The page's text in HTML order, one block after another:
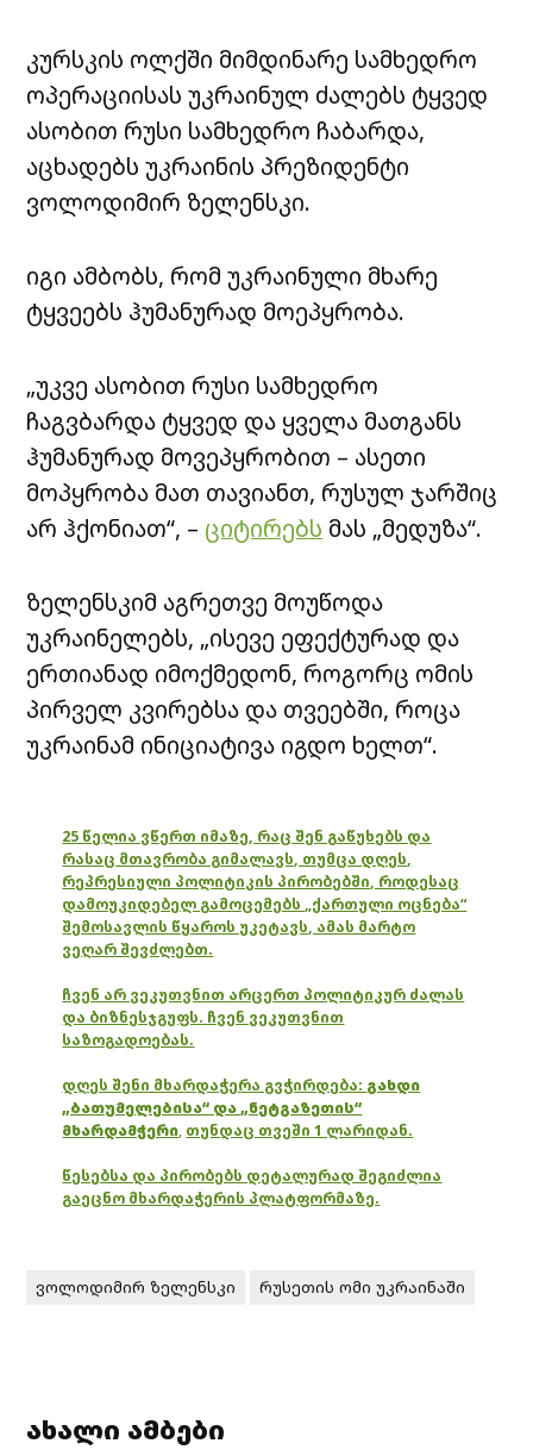
კურსკის ოლქში მიმდინარე სამხედრო
ოპერაციისას უკრაინულ ძალებს ტყვედ
ასობით რუსი სამხედრო ჩაბარდა,
აცხადებს უკრაინის პრეზიდენტი
ვოლოდიმირ ზელენსკი.
იგი ამბობს, რომ უკრაინული მხარე
ტყვეებს ჰუმანურად მოეპყრობა.
„უკვე ასობით რუსი სამხედრო
ჩაგვბარდა ტყვედ და ყველა მათგანს
ჰუმანურად მოვეპყრობით – ასეთი
მოპყრობა მათ თავიანთ, რუსულ ჯარშიც
არ ჰქონიათ“, – ციტირებს მას „მედუზა“.
ზელენსკიმ აგრეთვე მოუწოდა
უკრაინელებს, „ისევე ეფექტურად და
ერთიანად იმოქმედონ, როგორც ომის
პირველ კვირებსა და თვეებში, როცა
უკრაინამ ინიციატივა იგდო ხელთ“.
25 წელია ვწერთ იმაზე, რაც შენ გაწუხებს და
რასაც მთავრობა გიმალავს, თუმცა დღეს,
რეპრესიული პოლიტიკის პირობებში, როდესაც
დამოუკიდებელ გამოცემებს „ქართული ოცნება“
შემოსავლის წყაროს უკეტავს, ამას მარტო
ვეღარ შევძლებთ.
ჩვენ არ ვეკუთვნით არცერთ პოლიტიკურ ძალას
და ბიზნესჯგუფს. ჩვენ ვეკუთვნით
საზოგადოებას.
დღეს შენი მხარდაჭერა გვჭირდება: გახდი
„ბათუმელებისა“ და „ნეტგაზეთის“
მხარდამჭერი, თუნდაც თვეში 1 ლარიდან.
წესებსა და პირობებს დეტალურად შეგიძლია
გაეცნო მხარდაჭერის პლატფორმაზე.
ვოლოდიმირ ზელენსკი რუსეთის ომი უკრაინაში
ახალი ამბები